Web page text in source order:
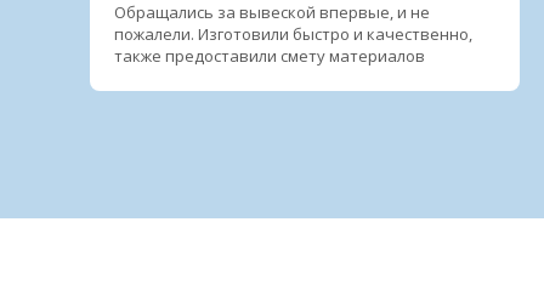
Обращались за вывеской впервые, и не
пожалели. Изготовили быстро и качественно,
также предоставили смету материалов